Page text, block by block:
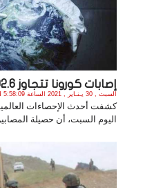
إصابات كورونا تتجاوز 102.6 مليون حا ...
السبت , 30 يـنـاير , 2021 الساعة 5:58:09 PM
كشفت أحدث الإحصاءات
اليوم السبت، أن حصيلة